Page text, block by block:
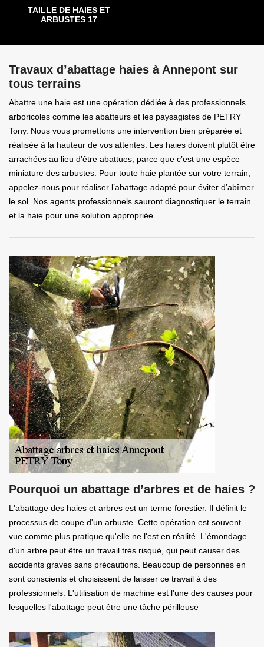
TAILLE DE HAIES ET
ARBUSTES 17
Travaux d’abattage haies à Annepont sur
tous terrains
Abattre une haie est une opération dédiée à des professionnels
arboricoles comme les abatteurs et les paysagistes de PETRY
Tony. Nous vous promettons une intervention bien préparée et
réalisée à la hauteur de vos attentes. Les haies doivent plutôt être
arrachées au lieu d’être abattues, parce que c’est une espèce
miniature des arbustes. Pour toute haie plantée sur votre terrain,
appelez-nous pour réaliser l’abattage adapté pour éviter d’abîmer
le sol. Nos agents professionnels sauront diagnostiquer le terrain
et la haie pour une solution appropriée.
Pourquoi un abattage d’arbres et de haies ?
L'abattage des haies et arbres est un terme forestier. Il définit le
processus de coupe d'un arbuste. Cette opération est souvent
vue comme plus pratique qu'elle ne l'est en réalité. L'émondage
d'un arbre peut être un travail très risqué, qui peut causer des
accidents graves sans précautions. Beaucoup de personnes en
sont conscients et choisissent de laisser ce travail à des
professionnels. L'utilisation de machine est l'une des causes pour
lesquelles l'abattage peut être une tâche périlleuse